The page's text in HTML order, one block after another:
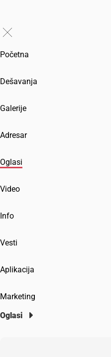
Početna
Dešavanja
Galerije
Adresar
Oglasi
Video
Info
Vesti
Aplikacija
Marketing
Oglasi